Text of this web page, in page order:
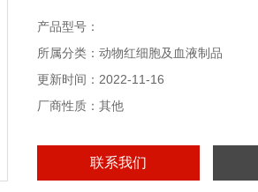
本产品仅供科研实验用，不做其它用途！
产品型号：
所属分类：动物红细胞及血液制品
更新时间：2022-11-16
厂商性质：其他
联系我们